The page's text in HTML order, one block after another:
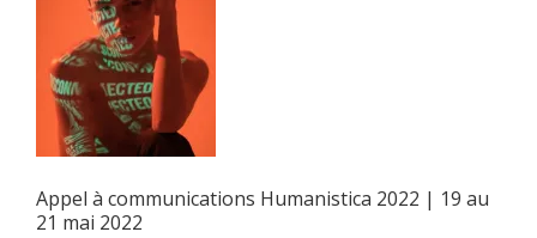
Appel à communications Humanistica 2022 | 19 au
21 mai 2022